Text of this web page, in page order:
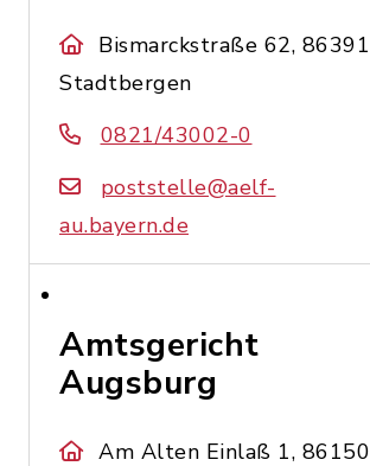
Bismarckstraße 62, 86391
Stadtbergen
0821/43002-0
poststelle@aelf-
au.bayern.de
Amtsgericht
Augsburg
Am Alten Einlaß 1, 86150